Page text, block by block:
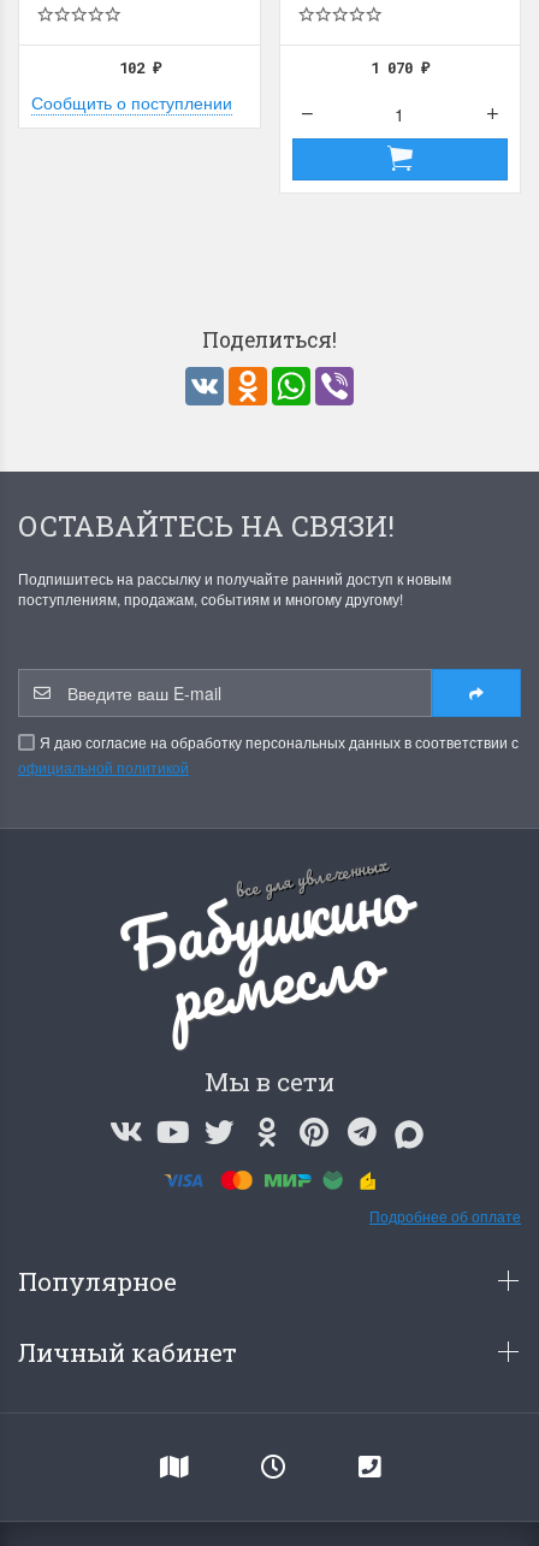
102 ₽
Сообщить о поступлении
1 070₽
Поделиться!
VK Odnoklassniki
WhatsApp
ОСТАВАЙТЕСЬ НА СВЯЗИ!
Подпишитесь на рассылку и получайте ранний доступ к новым
поступлениям, продажам, событиям и многому другому!
Я даю согласие на обработку персональных данных в соответствии с
официальной политикой
все для увлеченных
Б
а
б
у
ш
к
и
н
о
р
е
м
е
с
л
о
Мы в сети
Подробнее об оплате
Популярное
Личный кабинет